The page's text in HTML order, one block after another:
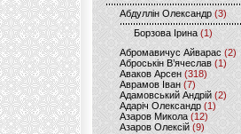
Абдуллін Олександр (3)
Борзова Ірина(1)
Абромавичус Айварас (2)
Аброськін В’ячеслав(1)
Аваков Арсен (318)
Аврамов Іван (7)
Адамовський Андрій(2)
Адаріч Олександр (1)
Азаров Микола (12)
Азаров Олексій (9)